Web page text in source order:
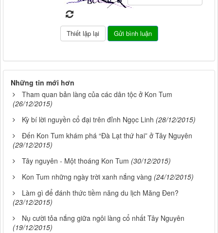
Những tin mới hơn
Tham quan bản làng của các dân tộc ở Kon Tum
(26/12/2015)
Kỳ bí lời nguyền cổ đại trên đỉnh Ngọc Linh (28/12/2015)
Đến Kon Tum khám phá “Đà Lạt thứ hai” ở Tây Nguyên
(29/12/2015)
Tây nguyên - Một thoáng Kon Tum (30/12/2015)
Kon Tum những ngày trời xanh nắng vàng (24/12/2015)
Làm gì để đánh thức tiềm năng du lịch Măng Đen?
(23/12/2015)
Nụ cười tỏa nắng giữa ngôi làng cổ nhất Tây Nguyên
(19/12/2015)